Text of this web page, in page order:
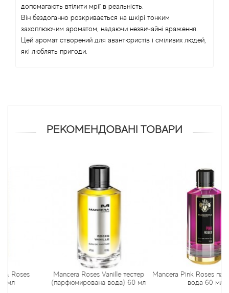
допомагають втілити мрії в реальність.
Він бездоганно розкривається на шкірі тонким
захоплюючим ароматом, надаючи незвичайні враження.
Цей аромат створений для авантюристів і сміливих людей,
які люблять пригоди.
РЕКОМЕНДОВАНІ ТОВАРИ
Mancera Roses Vanille тестер
(парфюмирована вода) 60 мл
Mancera Pink Roses
вода 60 мл
Antonia's Flowers
Antonio Banderas
Armand Basi